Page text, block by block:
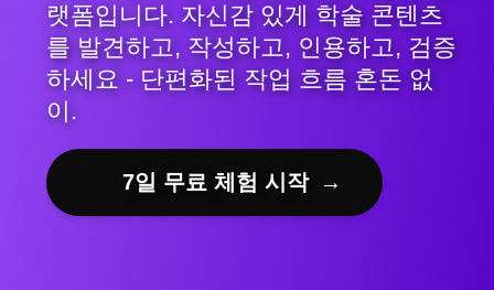
랫폼입니다. 자신감 있게 학술 콘텐츠
를 발견하고, 작성하고, 인용하고, 검증
하세요 - 단편화된 작업 흐름 혼돈 없
이.
7일 무료 체험 시작 →